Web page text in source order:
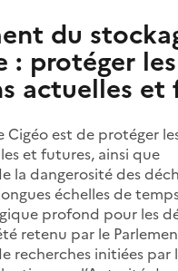
du
: protéger les
actuelles et
Cigéo est de protéger
et futures, ainsi que
la dangerosité des
échelles de
profond pour les
retenu par le
recherches initiées par